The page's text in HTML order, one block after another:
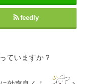
feedly
ていますか？